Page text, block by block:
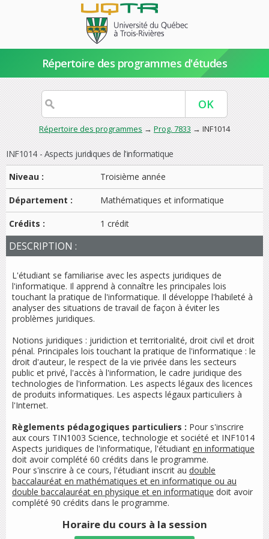
Répertoire des programmes d'études
Répertoire des programmes → Prog. 7833 → INF1014
INF1014 - Aspects juridiques de l'informatique
Niveau :
Troisième année
Département : Mathématiques et informatique
Crédits : 1 crédit
DESCRIPTION :
L'étudiant se familiarise avec les aspects juridiques de
l'informatique. Il apprend à connaître les principales lois
touchant la pratique de l'informatique. Il développe l'habileté à
analyser des situations de travail de façon à éviter les
problèmes juridiques.
Notions juridiques : juridiction et territorialité, droit civil et droit
pénal. Principales lois touchant la pratique de l'informatique : le
droit d'auteur, le respect de la vie privée dans les secteurs
public et privé, l'accès à l'information, le cadre juridique des
technologies de l'information. Les aspects légaux des licences
de produits informatiques. Les aspects légaux particuliers à
l'Internet.
Règlements pédagogiques particuliers : Pour s'inscrire
aux cours TIN1003 Science, technologie et société et INF1014
Aspects juridiques de l'informatique, l'étudiant en informatique
doit avoir complété 60 crédits dans le programme.
Pour s'inscrire à ce cours, l'étudiant inscrit au double
baccalauréat en mathématiques et en informatique ou au
double baccalauréat en physique et en informatique doit avoir
complété 90 crédits dans le programme.
Horaire du cours à la session